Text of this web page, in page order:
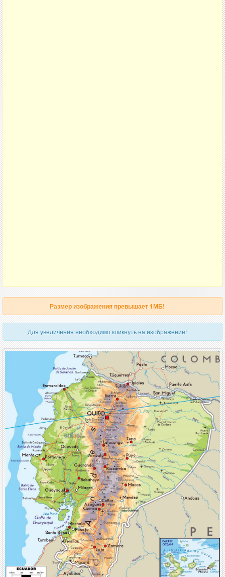
Размер изображения превышает 1МБ!
Для увеличения необходимо кликнуть на изображение!